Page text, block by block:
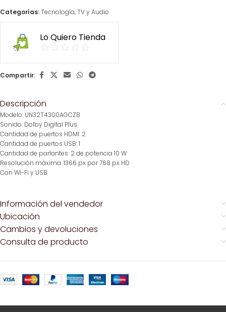
Categorías:Tecnología,TV y Audio
Lo Quiero Tienda
Compartir:
Descripción
Modelo: UN32T4300AGCZB
Sonido: Dolby Digital Plus
Cantidad de puertos HDMI: 2
Cantidad de puertos USB: 1
Cantidad de parlantes: 2 de potencia 10 W
Resolución máxima: 1366 px por 768 px HD
Con Wi-Fi y USB
Información del vendedor
Ubicación
Cambios y devoluciones
Consulta de producto